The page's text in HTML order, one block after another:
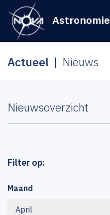
Astronomie
Actueel Nieuws
Nieuwsoverzicht
Filter op:
Maand
April